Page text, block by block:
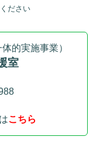
ださい
的実施事業）
室
こちら